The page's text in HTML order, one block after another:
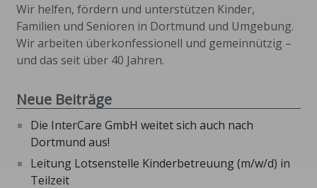
Wir helfen, fördern und unterstützen Kinder,
Familien und Senioren in Dortmund und Umgebung.
Wir arbeiten überkonfessionell und gemeinnützig –
und das seit über 40 Jahren.
Neue Beiträge
Die InterCare GmbH weitet sich auch nach
Dortmund aus!
Leitung Lotsenstelle Kinderbetreuung (m/w/d) in
Teilzeit